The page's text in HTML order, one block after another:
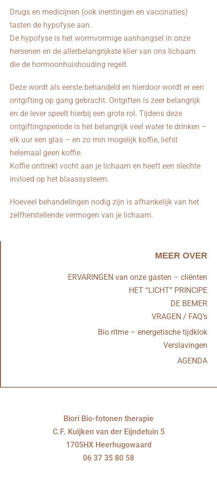
Drugs en medicijnen (ook inentingen en vaccinaties)
tasten de hypofyse aan.
De hypofyse is het wormvormige aanhangsel in onze
hersenen en de allerbelangrijkste klier van ons lichaam
die de hormoonhuishouding regelt.
Deze wordt als eerste behandeld en hierdoor wordt er een
ontgifting op gang gebracht. Ontgiften is zeer belangrijk
en de lever speelt hierbij een grote rol. Tijdens deze
ontgiftingsperiode is het belangrijk veel water te drinken –
elk uur een glas – en zo min mogelijk koffie, liefst
helemaal geen koffie.
Koffie onttrekt vocht aan je lichaam en heeft een slechte
invloed op het blaassysteem.
Hoeveel behandelingen nodig zijn is afhankelijk van het
zelfherstellende vermogen van je lichaam.
MEER OVER
ERVARINGEN van onze gasten – cliënten
HET “LICHT” PRINCIPE
DE BEMER
VRAGEN / FAQ’s
Bio ritme – energetische tijdklok
Verslavingen
AGENDA
Biori Bio-fotonen therapie
C.F. Kuijken van der Eijndetuin 5
1705HX Heerhugowaard
06 37 35 80 58